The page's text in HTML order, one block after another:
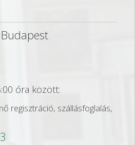
óra között:
regisztráció, szállásfoglalás,